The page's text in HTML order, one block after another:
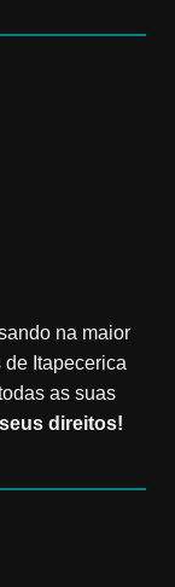
na maior
Itapecerica
as suas
direitos!